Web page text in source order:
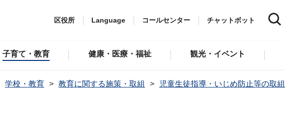
区役所 Language コールセンター チャットボット
子育て・教育 健康・医療・福祉 観光・イベント
学校・教育 教育に関する施策・取組 児童生徒指導・いじめ防止等の取組